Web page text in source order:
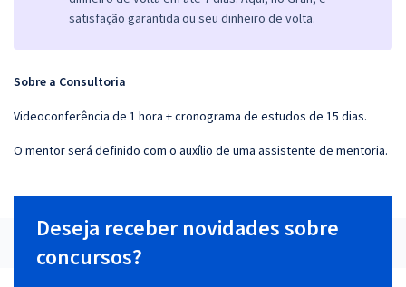
satisfação garantida ou seu dinheiro de volta.
Sobre a Consultoria
Videoconferência de 1 hora + cronograma de estudos de 15 dias.
O mentor será definido com o auxílio de uma assistente de mentoria.
Deseja receber novidades sobre
concursos?